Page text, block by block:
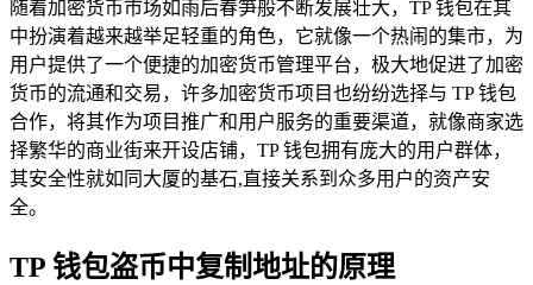
随着加密货币市场如雨后春笋般不断发展壮大，TP 钱包在其
中扮演着越来越举足轻重的角色，它就像一个热闹的集市，为
用户提供了一个便捷的加密货币管理平台，极大地促进了加密
货币的流通和交易，许多加密货币项目也纷纷选择与 TP 钱包
合作，将其作为项目推广和用户服务的重要渠道，就像商家选
择繁华的商业街来开设店铺，TP 钱包拥有庞大的用户群体，
其安全性就如同大厦的基石,直接关系到众多用户的资产安
全。
TP 钱包盗币中复制地址的原理